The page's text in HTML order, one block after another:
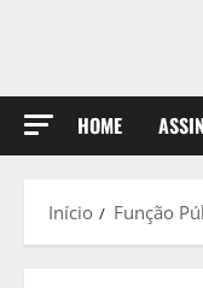
HOME
Início Função